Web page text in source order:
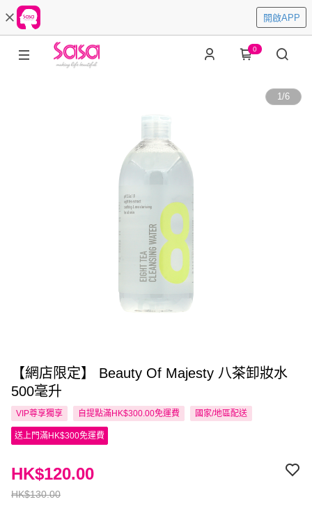
開啟APP
0
1/6
【網店限定】 Beauty Of Majesty 八茶卸妝水
500毫升
VIP尊享獨享 自提點滿HK$300.00免運費 國家/地區配送
送上門滿HK$300免運費
HK$130.00
HK$120.00